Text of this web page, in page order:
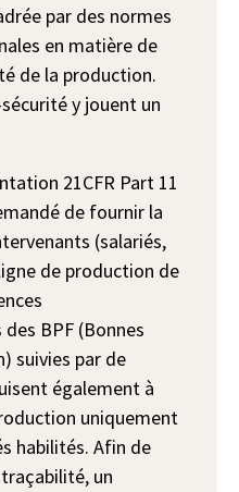
par des normes
en matière de
de la production.
y jouent un
21CFR Part 11
de fournir la
(salariés,
de production de
BPF (Bonnes
suivies par de
également à
uniquement
habilités. Afin de
un